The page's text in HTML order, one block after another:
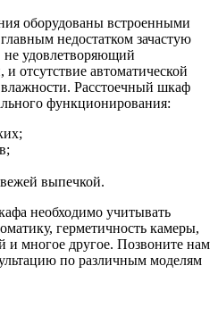
оборудованы встроенными
недостатком зачастую
не удовлетворяющий
отсутствие автоматической
Расстоечный шкаф
функционирования:
выпечкой.
необходимо учитывать
герметичность камеры,
и многое другое. Позвоните нам
по различным моделям